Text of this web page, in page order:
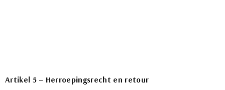
Artikel 5 – Herroepingsrecht en retour